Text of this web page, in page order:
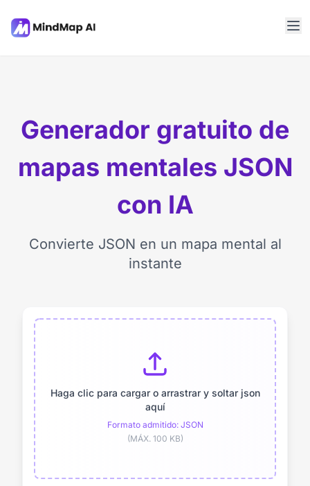
Generador gratuito de
mapas mentales JSON
con IA
Convierte JSON en un mapa mental al
instante
Haga clic para cargar o arrastrar y soltar json
aquí
Formato admitido: JSON
(MÁX. 100 KB)